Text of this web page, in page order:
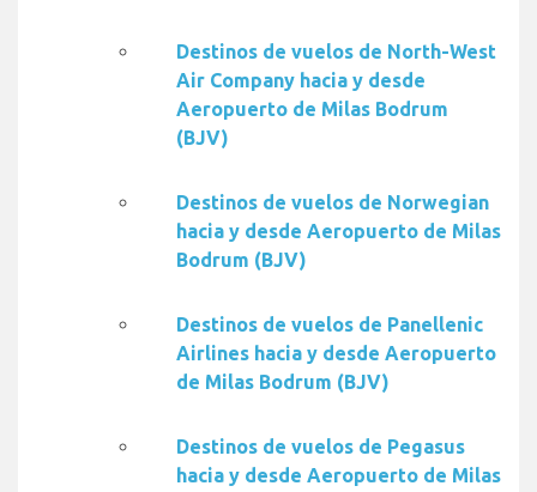
Destinos de vuelos de North-West
Air Company hacia y desde
Aeropuerto de Milas Bodrum
(BJV)
Destinos de vuelos de Norwegian
hacia y desde Aeropuerto de Milas
Bodrum (BJV)
Destinos de vuelos de Panellenic
Airlines hacia y desde Aeropuerto
de Milas Bodrum (BJV)
Destinos de vuelos de Pegasus
hacia y desde Aeropuerto de Milas